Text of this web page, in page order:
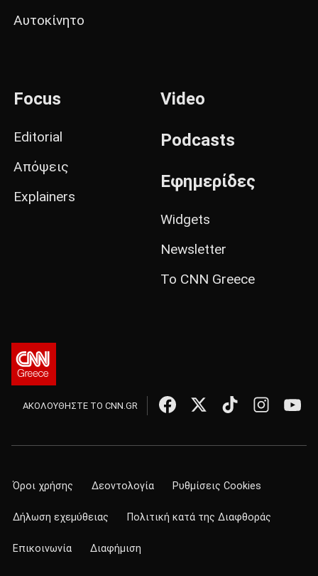
Αυτοκίνητο
Focus
Editorial
Απόψεις
Explainers
Video
Podcasts
Εφημερίδες
Widgets
Newsletter
Το CNN Greece
ΑΚΟΛΟΥΘΗΣΤΕ ΤΟ CNN.GR
Όροι χρήσης Δεοντολογία Ρυθμίσεις Cookies
Δήλωση εχεμύθειας Πολιτική κατά της Διαφθοράς
Επικοινωνία Διαφήμιση